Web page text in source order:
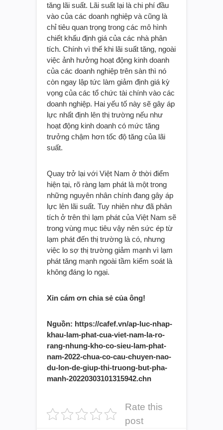
tăng lãi suất. Lãi suất lại là chi phí đầu
vào của các doanh nghiệp và cũng là
chỉ tiêu quan trọng trong các mô hình
chiết khấu định giá của các nhà phân
tích. Chính vì thế khi lãi suất tăng, ngoài
việc ảnh hưởng hoạt động kinh doanh
của các doanh nghiệp trên sàn thì nó
còn ngay lập tức làm giảm định giá kỳ
vọng của các tổ chức tài chính vào các
doanh nghiệp. Hai yếu tố này sẽ gây áp
lực nhất định lên thị trường nếu như
hoạt động kinh doanh có mức tăng
trưởng chậm hơn tốc độ tăng của lãi
suất.
Quay trở lại với Việt Nam ở thời điểm
hiện tại, rõ ràng lạm phát là một trong
những nguyên nhân chính đang gây áp
lực lên lãi suất. Tuy nhiên như đã phân
tích ở trên thì lạm phát của Việt Nam sẽ
trong vùng mục tiêu vậy nên sức ép từ
lạm phát đến thị trường là có, nhưng
việc lo sợ thị trường giảm mạnh vì lạm
phát tăng mạnh ngoài tầm kiểm soát là
không đáng lo ngại.
Xin cám ơn chia sẻ của ông!
Nguồn: https://cafef.vn/ap-luc-nhap-
khau-lam-phat-cua-viet-nam-la-ro-
rang-nhung-kho-co-sieu-lam-phat-
nam-2022-chua-co-cau-chuyen-nao-
du-lon-de-giup-thi-truong-but-pha-
manh-20220303101315942.chn
Rate this
post